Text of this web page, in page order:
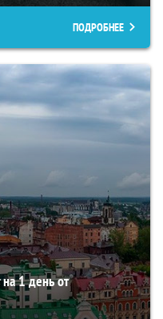
ПОДРОБНЕЕ
1 день от